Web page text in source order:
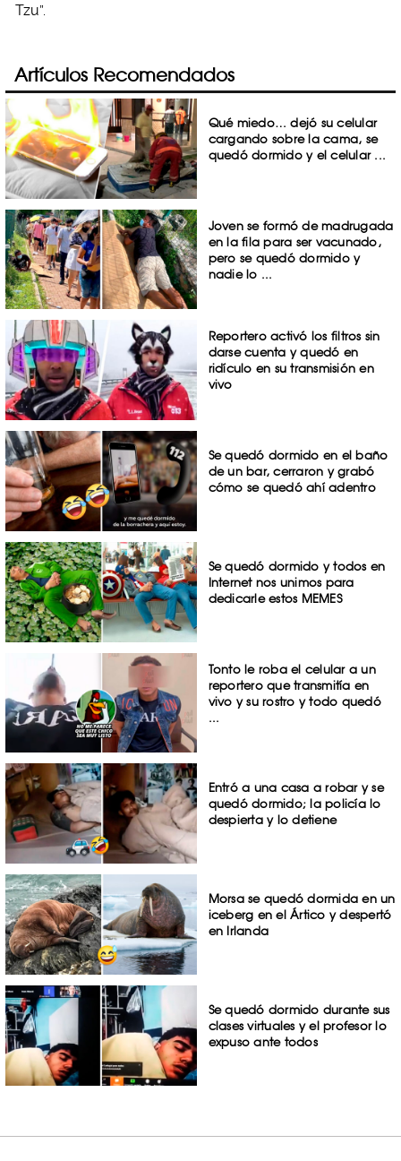
Tzu”.
Artículos Recomendados
Qué miedo… dejó su celular
cargando sobre la cama, se
quedó dormido y el celular ...
Joven se formó de madrugada
en la fila para ser vacunado,
pero se quedó dormido y
nadie lo ...
Reportero activó los filtros sin
darse cuenta y quedó en
ridículo en su transmisión en
vivo
Se quedó dormido en el baño
de un bar, cerraron y grabó
cómo se quedó ahí adentro
Se quedó dormido y todos en
Internet nos unimos para
dedicarle estos MEMES
Tonto le roba el celular a un
reportero que transmitía en
vivo y su rostro y todo quedó
...
Entró a una casa a robar y se
quedó dormido; la policía lo
despierta y lo detiene
Morsa se quedó dormida en un
iceberg en el Ártico y despertó
en Irlanda
Se quedó dormido durante sus
clases virtuales y el profesor lo
expuso ante todos